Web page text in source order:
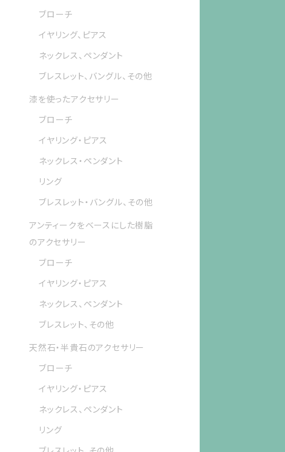
ブローチ
イヤリング、ピアス
ネックレス、ペンダント
ブレスレット、バングル、その他
漆を使ったアクセサリー
ブローチ
イヤリング・ピアス
ネックレス・ペンダント
リング
ブレスレット・バングル、その他
アンティークをベースにした樹脂
のアクセサリー
ブローチ
イヤリング・ピアス
ネックレス、ペンダント
ブレスレット、その他
天然石・半貴石のアクセサリー
ブローチ
イヤリング・ピアス
ネックレス、ペンダント
リング